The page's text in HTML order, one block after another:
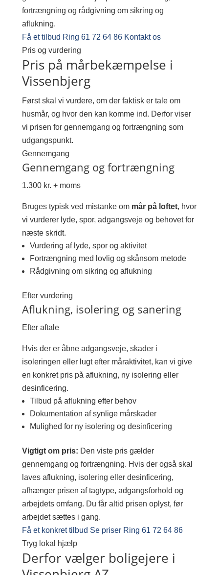
fortrængning og rådgivning om sikring og
aflukning.
Få et tilbud Ring 61 72 64 86 Kontakt os
Pris og vurdering
Pris på mårbekæmpelse i
Vissenbjerg
Først skal vi vurdere, om der faktisk er tale om
husmår, og hvor den kan komme ind. Derfor viser
vi prisen for gennemgang og fortrængning som
udgangspunkt.
Gennemgang
Gennemgang og fortrængning
1.300 kr. + moms
Bruges typisk ved mistanke om mår på loftet, hvor
vi vurderer lyde, spor, adgangsveje og behovet for
næste skridt.
Vurdering af lyde, spor og aktivitet
Fortrængning med lovlig og skånsom metode
Rådgivning om sikring og aflukning
Efter vurdering
Aflukning, isolering og sanering
Efter aftale
Hvis der er åbne adgangsveje, skader i
isoleringen eller lugt efter måraktivitet, kan vi give
en konkret pris på aflukning, ny isolering eller
desinficering.
Tilbud på aflukning efter behov
Dokumentation af synlige mårskader
Mulighed for ny isolering og desinficering
Vigtigt om pris: Den viste pris gælder
gennemgang og fortrængning. Hvis der også skal
laves aflukning, isolering eller desinficering,
afhænger prisen af tagtype, adgangsforhold og
arbejdets omfang. Du får altid prisen oplyst, før
arbejdet sættes i gang.
Få et konkret tilbud Se priser Ring 61 72 64 86
Tryg lokal hjælp
Derfor vælger boligejere i